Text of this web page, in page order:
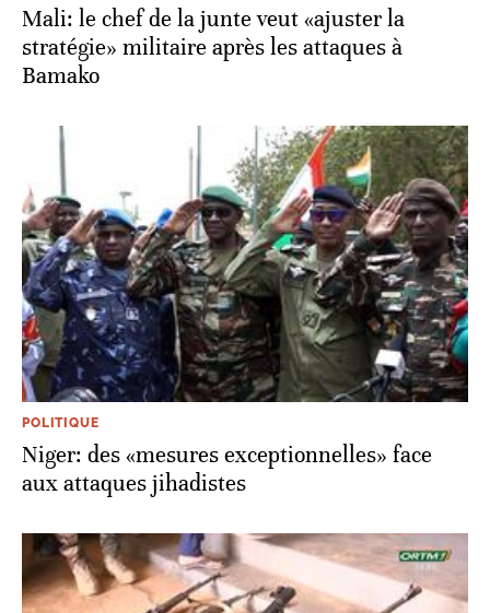
Mali: le chef de la junte veut «ajuster la
stratégie» militaire après les attaques à
Bamako
POLITIQUE
Niger: des «mesures exceptionnelles» face
aux attaques jihadistes